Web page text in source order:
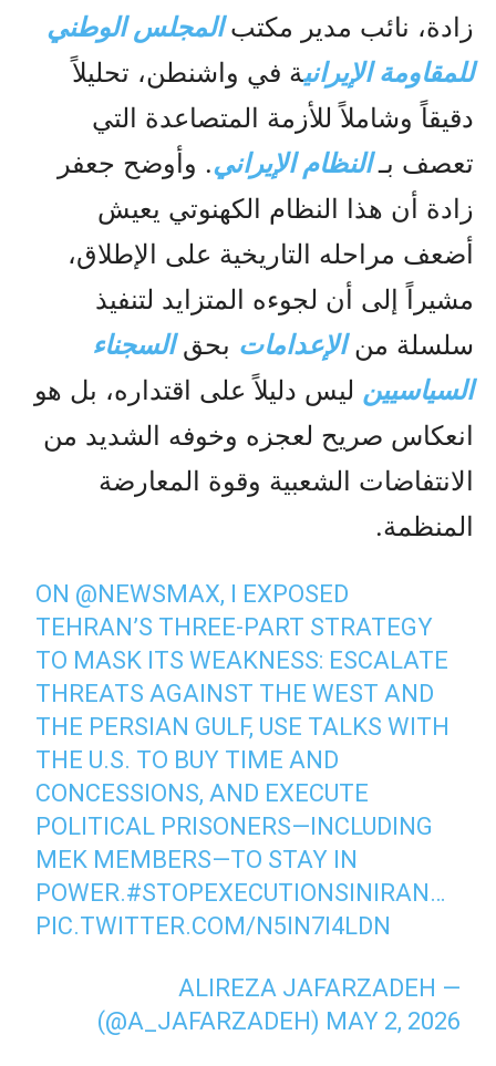
زادة، نائب مدير مكتبالمجلس الوطني
للمقاومة الإيرانية في واشنطن، تحليلاً
دقيقاً وشاملاً للأزمة المتصاعدة التي
تعصف بـالنظام الإيراني. وأوضح جعفر
زادة أن هذا النظام الكهنوتي يعيش
أضعف مراحله التاريخية على الإطلاق،
مشيراً إلى أن لجوءه المتزايد لتنفيذ
سلسلة منالإعدامات بحقالسجناء
السياسيين ليس دليلاً على اقتداره، بل هو
انعكاس صريح لعجزه وخوفه الشديد من
الانتفاضات الشعبية وقوة المعارضة
المنظمة.
ON @NEWSMAX, I EXPOSED
TEHRAN’S THREE-PART STRATEGY
TO MASK ITS WEAKNESS: ESCALATE
THREATS AGAINST THE WEST AND
THE PERSIAN GULF, USE TALKS WITH
THE U.S. TO BUY TIME AND
CONCESSIONS, AND EXECUTE
POLITICAL PRISONERS—INCLUDING
MEK MEMBERS—TO STAY IN
POWER.#STOPEXECUTIONSINIRAN …
PIC.TWITTER.COM/N5IN7I4LDN
— ALIREZA JAFARZADEH
(@A_JAFARZADEH) MAY 2, 2026